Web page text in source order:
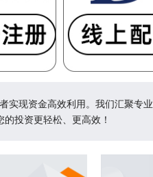
现资金高效利用。我们汇聚专
投资更轻松、更高效！